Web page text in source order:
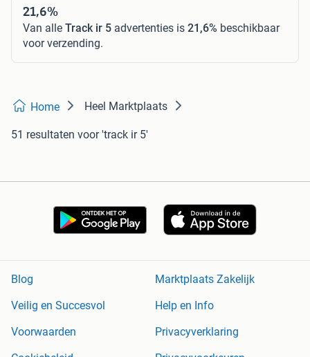
21,6%
Van alle Track ir 5 advertenties is 21,6% beschikbaar
voor verzending.
Home Heel Marktplaats
51 resultaten voor 'track ir 5'
Blog
Marktplaats Zakelijk
Veilig en Succesvol
Help en Info
Voorwaarden
Privacyverklaring